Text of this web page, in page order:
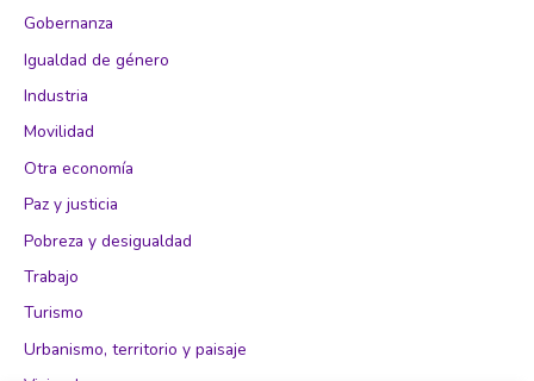
Gobernanza
Igualdad de género
Industria
Movilidad
Otra economía
Paz y justicia
Pobreza y desigualdad
Trabajo
Turismo
Urbanismo, territorio y paisaje